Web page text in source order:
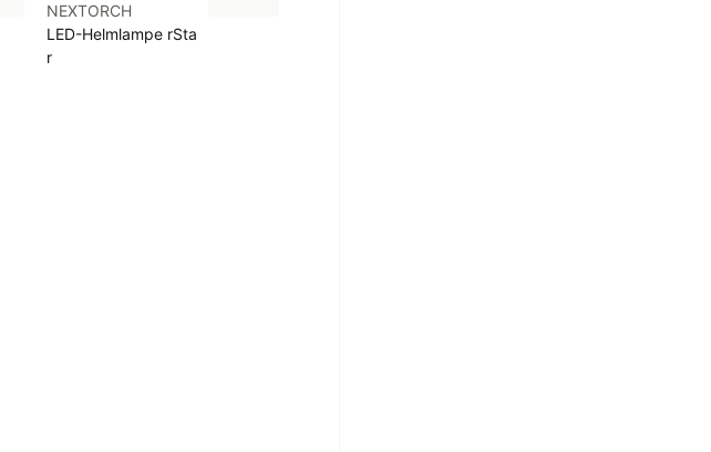
NEXTORCH
LED-Helmlampe rSta
r